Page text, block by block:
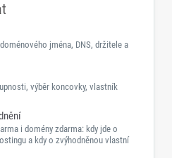
jména, DNS, držitele a
výběr koncovky, vlastník
i domény zdarma: kdy jde o
a kdy o zvýhodněnou vlastní